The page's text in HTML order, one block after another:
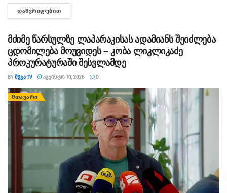
$567 მილიონის კომპენსაციის გადახდა დააკისრა.
სასამართლოს დადგენილებით, ამერიკულ კომპანიას,
დასაცავად, Facebook-ზე,...
ᲓᲐᲬᲕᲠᲘᲚᲔᲑᲘᲗ
მძიმე წარსულზე ლაპარაკისას ადამიანს შეიძლება
ცდომილება მოუვიდეს – კობა ლიკლიკაძე
პროკურატურაში შესვლამდე
BYᲛᲔᲒᲐ TV ᲐᲒᲕᲘᲡᲢᲝ 10, 2026 0
ᲛᲗᲐᲕᲐᲠᲘ